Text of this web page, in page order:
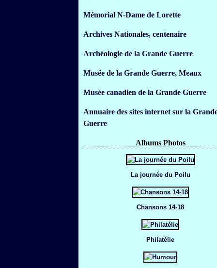
Mémorial N-Dame de Lorette
Archives Nationales, centenaire
Archéologie de la Grande Guerre
Musée de la Grande Guerre, Meaux
Musée canadien de la Grande Guerre
Annuaire des sites internet sur la
Guerre
Albums Photos
La journée du Poilu
Chansons 14-18
Philatélie